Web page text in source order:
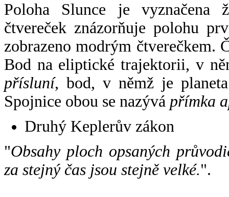
Poloha Slunce je vyznačena
čtvereček znázorňuje polohu
zobrazeno modrým čtverečkem.
Bod na eliptické trajektorii, v
přísluní, bod, v němž je
Spojnice obou se nazývá přímka
Druhý Keplerův zákon
"Obsahy ploch opsaných
za stejný čas jsou stejně velké.".